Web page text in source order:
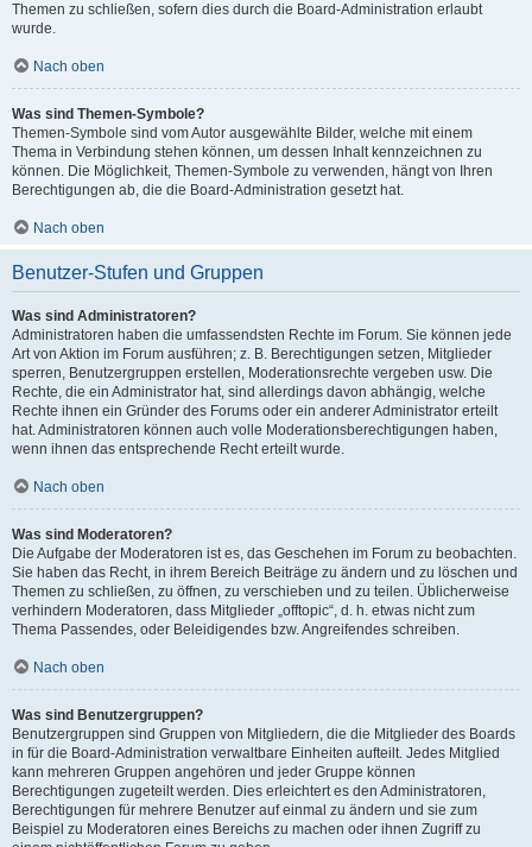
Themen zu schließen, sofern dies durch die Board-Administration erlaubt
wurde.
Nach oben
Was sind Themen-Symbole?
Themen-Symbole sind vom Autor ausgewählte Bilder, welche mit einem
Thema in Verbindung stehen können, um dessen Inhalt kennzeichnen zu
können. Die Möglichkeit, Themen-Symbole zu verwenden, hängt von Ihren
Berechtigungen ab, die die Board-Administration gesetzt hat.
Nach oben
Benutzer-Stufen und Gruppen
Was sind Administratoren?
Administratoren haben die umfassendsten Rechte im Forum. Sie können jede
Art von Aktion im Forum ausführen; z. B. Berechtigungen setzen, Mitglieder
sperren, Benutzergruppen erstellen, Moderationsrechte vergeben usw. Die
Rechte, die ein Administrator hat, sind allerdings davon abhängig, welche
Rechte ihnen ein Gründer des Forums oder ein anderer Administrator erteilt
hat. Administratoren können auch volle Moderationsberechtigungen haben,
wenn ihnen das entsprechende Recht erteilt wurde.
Nach oben
Was sind Moderatoren?
Die Aufgabe der Moderatoren ist es, das Geschehen im Forum zu beobachten.
Sie haben das Recht, in ihrem Bereich Beiträge zu ändern und zu löschen und
Themen zu schließen, zu öffnen, zu verschieben und zu teilen. Üblicherweise
verhindern Moderatoren, dass Mitglieder „offtopic“, d. h. etwas nicht zum
Thema Passendes, oder Beleidigendes bzw. Angreifendes schreiben.
Nach oben
Was sind Benutzergruppen?
Benutzergruppen sind Gruppen von Mitgliedern, die die Mitglieder des Boards
in für die Board-Administration verwaltbare Einheiten aufteilt. Jedes Mitglied
kann mehreren Gruppen angehören und jeder Gruppe können
Berechtigungen zugeteilt werden. Dies erleichtert es den Administratoren,
Berechtigungen für mehrere Benutzer auf einmal zu ändern und sie zum
Beispiel zu Moderatoren eines Bereichs zu machen oder ihnen Zugriff zu